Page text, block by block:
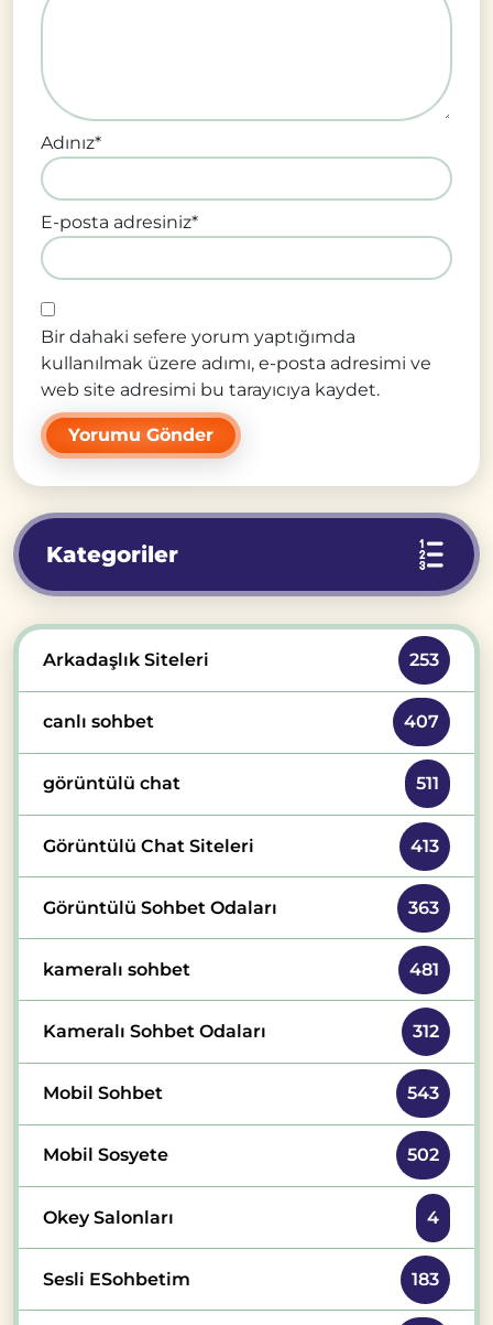
Adınız*
E-posta adresiniz*
Bir dahaki sefere yorum yaptığımda
kullanılmak üzere adımı, e-posta adresimi ve
web site adresimi bu tarayıcıya kaydet.
Kategoriler
Arkadaşlık Siteleri 253
canlı sohbet 407
görüntülü chat 511
Görüntülü Chat Siteleri 413
Görüntülü Sohbet Odaları 363
kameralı sohbet 481
Kameralı Sohbet Odaları 312
Mobil Sohbet 543
Mobil Sosyete 502
Okey Salonları 4
Sesli ESohbetim 183